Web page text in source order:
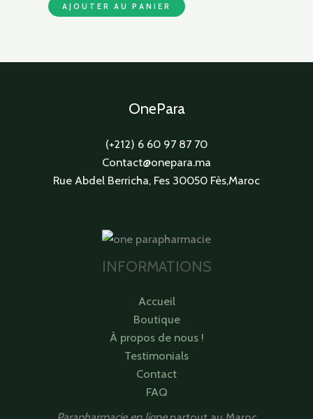
AJOUTER AU PANIER
OnePara
(+212) 6 60 97 87 70
Contact@onepara.ma
Rue Abdel Berricha, Fes 30050 Fès,Maroc
INFORMATIONS
Accueil
Boutique
À propos de nous !
Testimonials
Contact
FAQ